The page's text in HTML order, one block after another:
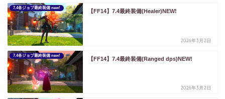
7.4各ジョブ最終装備 new!
【FF14】7.4最終装備(Healer)NEW!
2026年3月2日
7.4各ジョブ最終装備 new!
【FF14】7.4最終装備(Ranged dps)NEW!
2026年3月2日